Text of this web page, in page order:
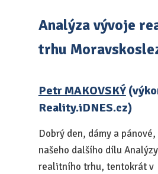
Analýza vývoje
trhu
Petr MAKOVSKÝ
Reality.iDNES.cz)
Dobrý den, dámy a
našeho dalšího dílu
realitního trhu, tentokrát v